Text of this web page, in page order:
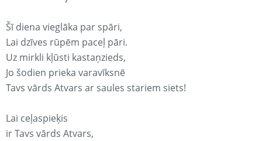
Šī diena vieglāka par spāri,
Lai dzīves rūpēm paceļ pāri.
Uz mirkli kļūsti kastaņzieds,
Jo šodien prieka varavīksnē
Tavs vārds Atvars ar saules stariem siets!
Lai ceļaspieķis
ir Tavs vārds Atvars,